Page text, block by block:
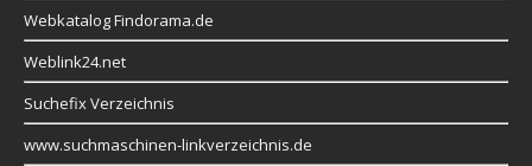
Webkatalog Findorama.de
Weblink24.net
Suchefix Verzeichnis
www.suchmaschinen-linkverzeichnis.de